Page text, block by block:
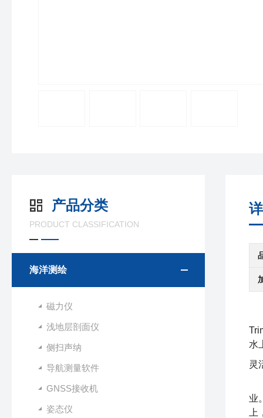
产品分类
PRODUCT CLASSIFICATION
海洋测绘
磁力仪
浅地层剖面仪
侧扫声纳
导航测量软件
GNSS接收机
姿态仪
水
灵
业